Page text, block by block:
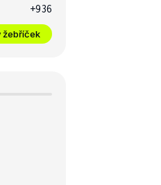
+936
žebříček